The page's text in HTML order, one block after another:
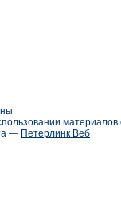
— Петерлинк Веб